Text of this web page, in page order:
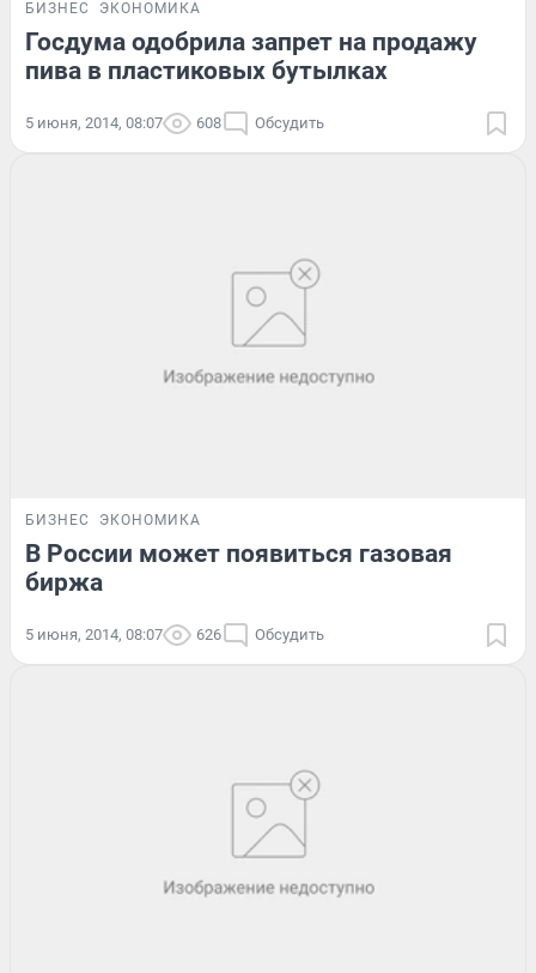
БИЗНЕС ЭКОНОМИКА
Госдума одобрила запрет на продажу
пива в пластиковых бутылках
5 июня, 2014, 08:07 608 Обсудить
БИЗНЕС ЭКОНОМИКА
В России может появиться газовая
биржа
5 июня, 2014, 08:07 626 Обсудить